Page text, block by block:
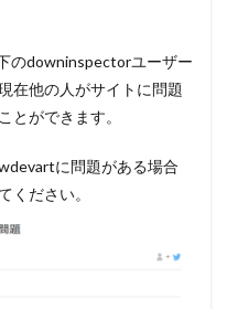
のdowninspectorユーザー
在他の人がサイトに問題
とができます。
に問題がある場合
ください。